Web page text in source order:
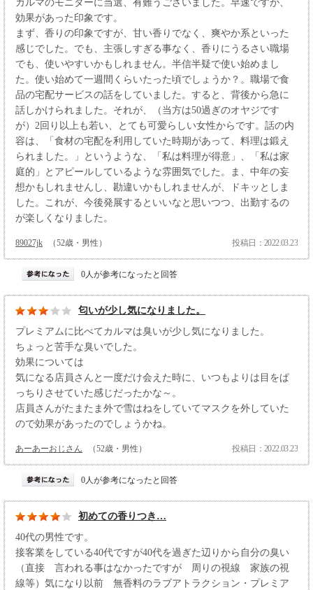
カルマのモニターに当選、有難うございました。早速ですが、
効果があった印象です。
まず、香りの印象ですが、甘い香りでなく、爽やか系といった
感じでした。でも、主張しすぎる事なく、香りにうるさい職場
でも、使いやすいかもしれません。半信半疑で使い始めまし
た。使い始めて一週間くらいたった頃でしょうか？。職場で食
品の宅配サービスの話をしていました。すると、背後から急に
話しかけられました。それが、（当方は50過ぎのオヤジです
が）2回り以上も若い、とても可愛らしい女性からです。話の内
容は、「食材の宅配を利用していた時期があって、料理は鍛え
られました。」というような、「私は料理が得意」、「私は家
庭的」とアピールしているような雰囲気でした。ま、中年の妄
想かもしれませんし、勘違いかもしれませんが、ドキッとしま
した。これが、今後発展するといいなと思いつつ、出勤するの
が楽しくなりました。
89027jk （52歳・男性） 投稿日：2022.03.23
0人が参考になったと回答
匂いが少し気になりました。
プレミアムに比べてカルマは臭いが少し気になりました。
ちょっと苦手な臭いでした。
効果については
気になる店員さんと一度だけ会えた時に、いつもよりは目をぱ
っちりさせていた感じだったかな～。
店員さんがたまたま外で雪はねをしていてマスクを外していた
ので効果があったのでしょうかね。
あーあーおじさん （52歳・男性） 投稿日：2022.03.23
0人が参考になったと回答
初めての香りつき…
40代の男性です。
接客業をしている40代ですが40代を過ぎた辺りから自分の臭い
（直接 言われる事はなかったですが 周りの視線 家族の視
線等）気になり以前 無香料のラブアトラクション・プレミア